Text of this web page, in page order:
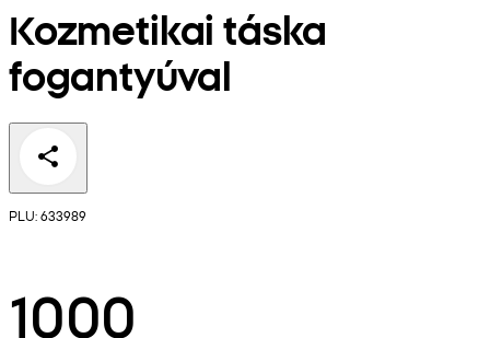
Kozmetikai táska
fogantyúval
PLU: 633989
1000